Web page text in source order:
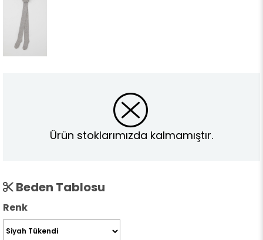
Ürün stoklarımızda kalmamıştır.
Beden Tablosu
Renk